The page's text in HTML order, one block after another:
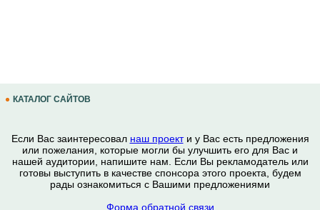
КАТАЛОГ САЙТОВ
Если Вас заинтересовал наш проекти у Вас есть предложения
или пожелания, которые могли бы улучшить его для Вас и
нашей аудитории, напишите нам. Если Вы рекламодатель или
готовы выступить в качестве спонсора этого проекта, будем
рады ознакомиться с Вашими предложениями
Форма обратной связи